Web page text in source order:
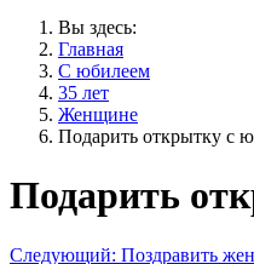
Вы здесь:
Главная
С юбилеем
35 лет
Женщине
Подарить открытку с
Подарить
Следующий: Поздравить